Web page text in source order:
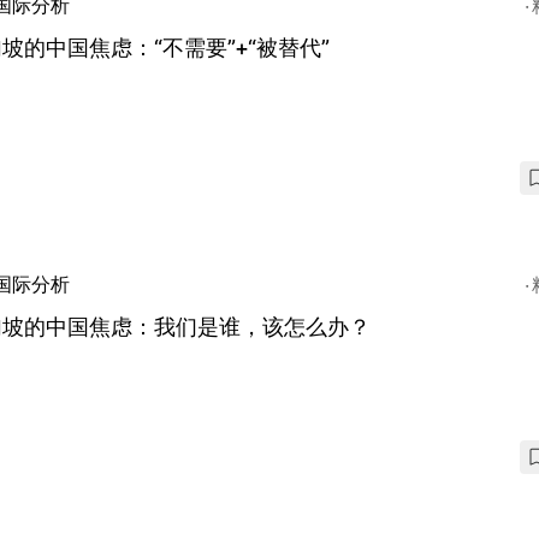
的中国焦虑：“不需要”+“被替代”
际分析
的中国焦虑：我们是谁，该怎么办？